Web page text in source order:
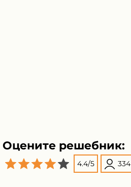
Оцените решебник:
4.4/5 334